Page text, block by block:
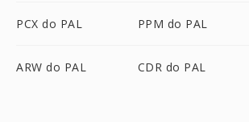
PCX do PAL PPM do PAL
ARW do PAL CDR do PAL